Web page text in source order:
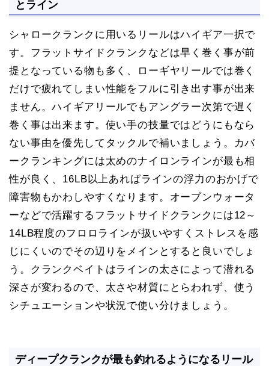
とライン
シャロークランクに用いるリールはハイギア一択で
す。フラットサイドクランクなどは早く巻く事が前
提となっている物も多く、ローギヤリールでは巻く
だけで疲れてしまい性能をフルに引き出す事が出来
ません。ハイギアリールでもアングラー次第で遅く
巻く事は出来ます。使い手の技量ではどうにもなら
ない事由を優先してタックルで補いましょう。カバ
ークランキングには太めのナイロンラインが最も相
性が良く、16LB以上あればラインの浮力のおかげで
障害物もかわしやすくなります。オープンウォータ
ーなどで活躍するフラットサイドクランクには12～
14LB程度のフロロラインが扱いやすくストレスを感
じにくいのでその辺りをメインとすると良いでしょ
う。クランクベイトはラインの太さによって潜れる
深さが変わるので、太さや材質にとらわれず、使う
シチュエーションや状況で使い分けましょう。
ディープクランクが最も釣れるようになるリール